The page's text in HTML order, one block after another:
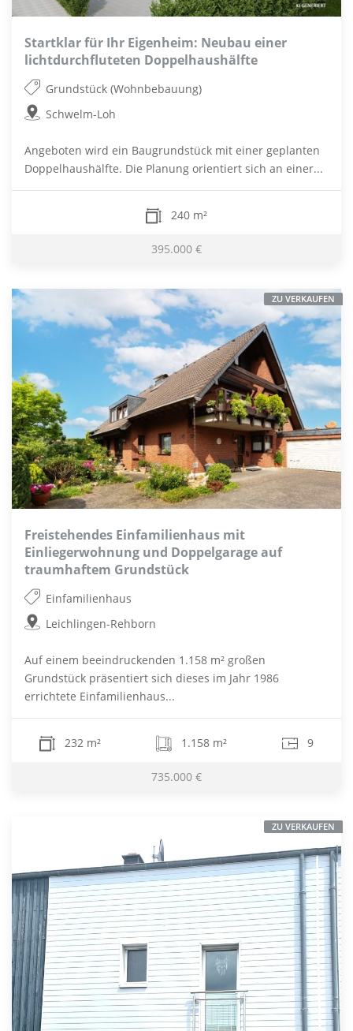
Startklar für Ihr Eigenheim: Neubau einer
lichtdurchfluteten Doppelhaushälfte
Grundstück (Wohnbebauung)
Schwelm-Loh
Angeboten wird ein Baugrundstück mit einer geplanten
Doppelhaushälfte. Die Planung orientiert sich an einer...
240 m²
395.000 €
Freistehendes Einfamilienhaus mit
Einliegerwohnung und Doppelgarage auf
traumhaftem Grundstück
Einfamilienhaus
Leichlingen-Rehborn
Auf einem beeindruckenden 1.158 m² großen
Grundstück präsentiert sich dieses im Jahr 1986
errichtete Einfamilienhaus...
232 m² 1.158 m² 9
735.000 €
ZU VERKAUFEN
ZU VERKAUFEN